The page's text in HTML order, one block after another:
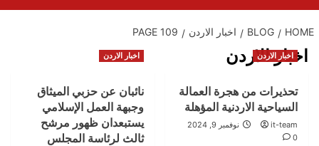
HOME
BLOG اخبار الاردن PAGE 109
اخبار الاردن
اخبار الاردن
تحذيرات من هجرة العمالة
السياحية الاردنية المؤهلة
it-team
نوفمبر 9, 2024
0
اخبار الاردن
نائبان عن حزبي الميثاق
وجبهة العمل الإسلامي
يستبعدان ظهور مرشح
ثالث لرئاسة المجلس